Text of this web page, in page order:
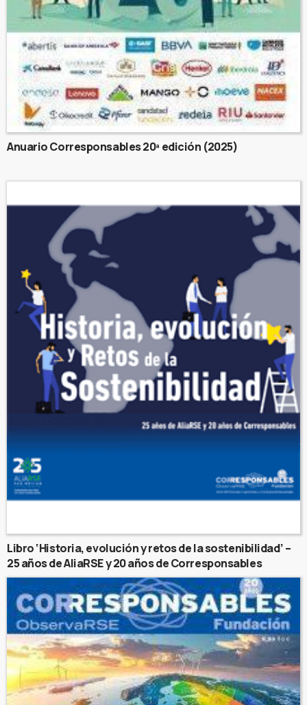
Anuario Corresponsables 20ª edición (2025)
Libro ‘Historia, evolución y retos de la sostenibilidad’ –
25 años de AliaRSE y 20 años de Corresponsables